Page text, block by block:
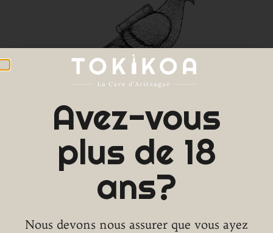
contact@tokikoa.fr
Avez-vous
plus de 18
ans?
Nous devons nous assurer que vous ayez